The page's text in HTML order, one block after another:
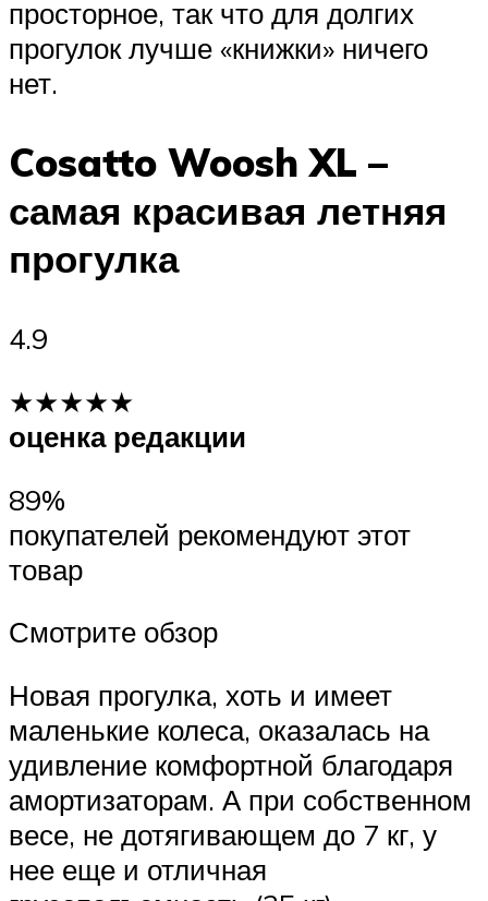
просторное, так что для долгих
прогулок лучше «книжки» ничего
нет.
Cosatto Woosh XL –
самая красивая летняя
прогулка
4.9
★★★★★
оценка редакции
89%
покупателей рекомендуют этот
товар
Смотрите обзор
Новая прогулка, хоть и имеет
маленькие колеса, оказалась на
удивление комфортной благодаря
амортизаторам. А при собственном
весе, не дотягивающем до 7 кг, у
нее еще и отличная